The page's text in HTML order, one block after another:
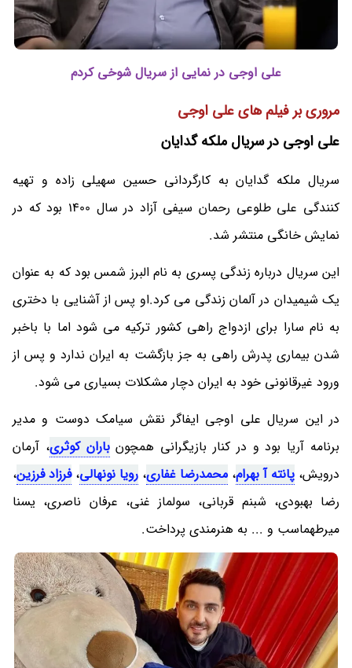
علی اوجی در نمایی از سریال شوخی کردم
مروری بر فیلم های علی اوجی
علی اوجی در سریال ملکه گدایان
سریال ملکه گدایان به کارگردانی حسین سهیلی زاده و تهیه
کنندگی علی طلوعی رحمان سیفی آزاد در سال 1400 بود که در
نمایش خانگی منتشر شد.
این سریال درباره زندگی پسری به نام البرز شمس بود که به عنوان
یک شیمیدان در آلمان زندگی می کرد.او پس از آشنایی با دختری
به نام سارا برای ازدواج راهی کشور ترکیه می شود اما با باخبر
شدن بیماری پدرش راهی به جز بازگشت به ایران ندارد و پس از
ورود غیرقانونی خود به ایران دچار مشکلات بسیاری می شود.
در این سریال علی اوجی ایفاگر نقش سیامک دوست و مدیر
برنامه آریا بود و در کنار بازیگرانی همچونباران کوثری، آرمان
درویش، پانته آ بهرام، محمدرضا غفاری، رویا نونهالی،فرزاد فرزین،
رضا بهبودی، شبنم قربانی، سولماز غنی، عرفان ناصری، یسنا
میرطهماسب و ... به هنرمندی پرداخت.